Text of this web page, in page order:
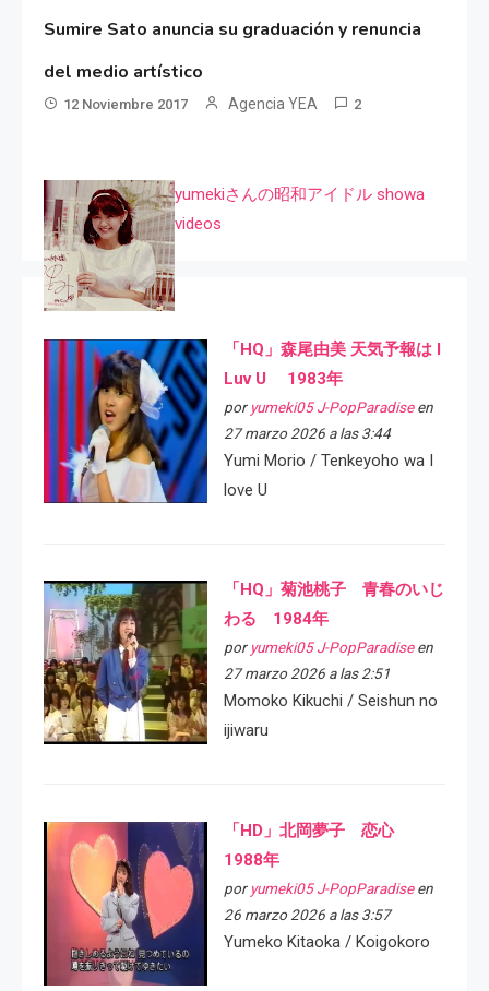
Sumire Sato anuncia su graduación y renuncia
del medio artístico
12 Noviembre 2017 Agencia YEA 2
yumekiさんの昭和アイドル showa
videos
「HQ」森尾由美 天気予報は I
Luv U 1983年
por yumeki05 J-PopParadiseen
27 marzo 2026 a las 3:44
Yumi Morio / Tenkeyoho wa I
love U
「HQ」菊池桃子 青春のいじ
わる 1984年
por yumeki05 J-PopParadiseen
27 marzo 2026 a las 2:51
Momoko Kikuchi / Seishun no
ijiwaru
「HD」北岡夢子 恋心
1988年
por yumeki05 J-PopParadiseen
26 marzo 2026 a las 3:57
Yumeko Kitaoka / Koigokoro